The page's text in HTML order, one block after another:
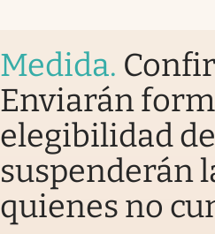
Medida.
Enviarán
elegibilidad
suspenderán
quienes no